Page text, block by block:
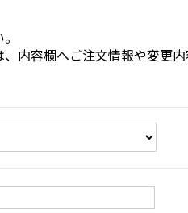
内容欄へご注文情報や変更